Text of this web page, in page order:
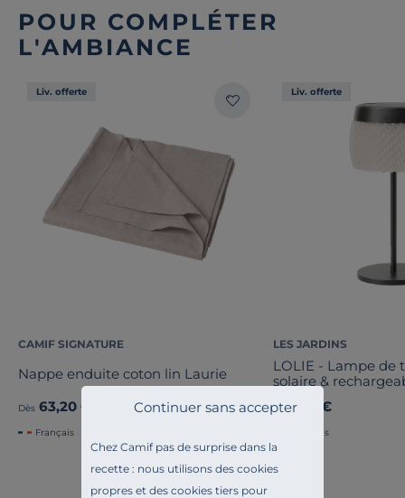
Chez Camif pas de surprise dans la
recette : nous utilisons des cookies
propres et des cookies tiers pour
Continuer sans accepter
POUR COMPLÉTER
L'AMBIANCE
Liv. offerte
CAMIF SIGNATURE
Nappe enduite coton lin Laurie
Dès 63,20 € Ancien prix-20%
Français
Liv. offerte
LES JARDINS
LOLIE - Lampe de
solaire &
159,00 €
Français